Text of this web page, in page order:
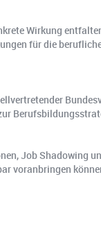
Wirkung
für die
Job Shadowing
voranbringen